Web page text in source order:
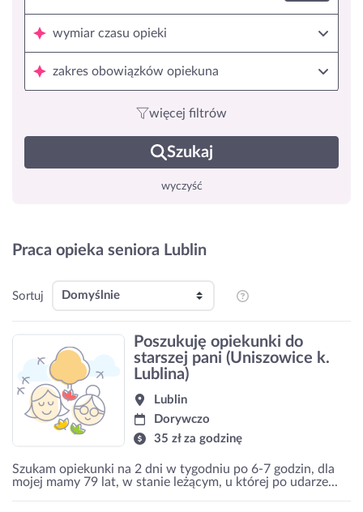
wymiar czasu opieki
zakres obowiązków opiekuna
więcej filtrów
Szukaj
wyczyść
Praca opieka seniora Lublin
Sortuj
Poszukuję opiekunki do
starszej pani (Uniszowice k.
Lublina)
Lublin
Dorywczo
35 zł za godzinę
Szukam opiekunki na 2 dni w tygodniu po 6-7 godzin, dla
mojej mamy 79 lat, w stanie leżącym, u której po udarze...